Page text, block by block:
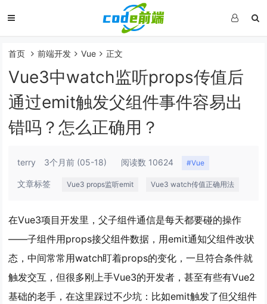
首页 前端开发 Vue 正文
Vue3中watch监听props传值后
通过emit触发父组件事件容易出
错吗？怎么正确用？
terry 3个月前 (05-18) 阅读数 10624 #Vue
文章标签 Vue3 props监听emit Vue3 watch传值正确用法
在Vue3项目开发里，父子组件通信是每天都要碰的操作
——子组件用props接父组件数据，用emit通知父组件改状
态，中间常常用watch盯着props的变化，一旦符合条件就
触发交互，但很多刚上手Vue3的开发者，甚至有些有Vue2
基础的老手，在这里踩过不少坑：比如emit触发了但父组件